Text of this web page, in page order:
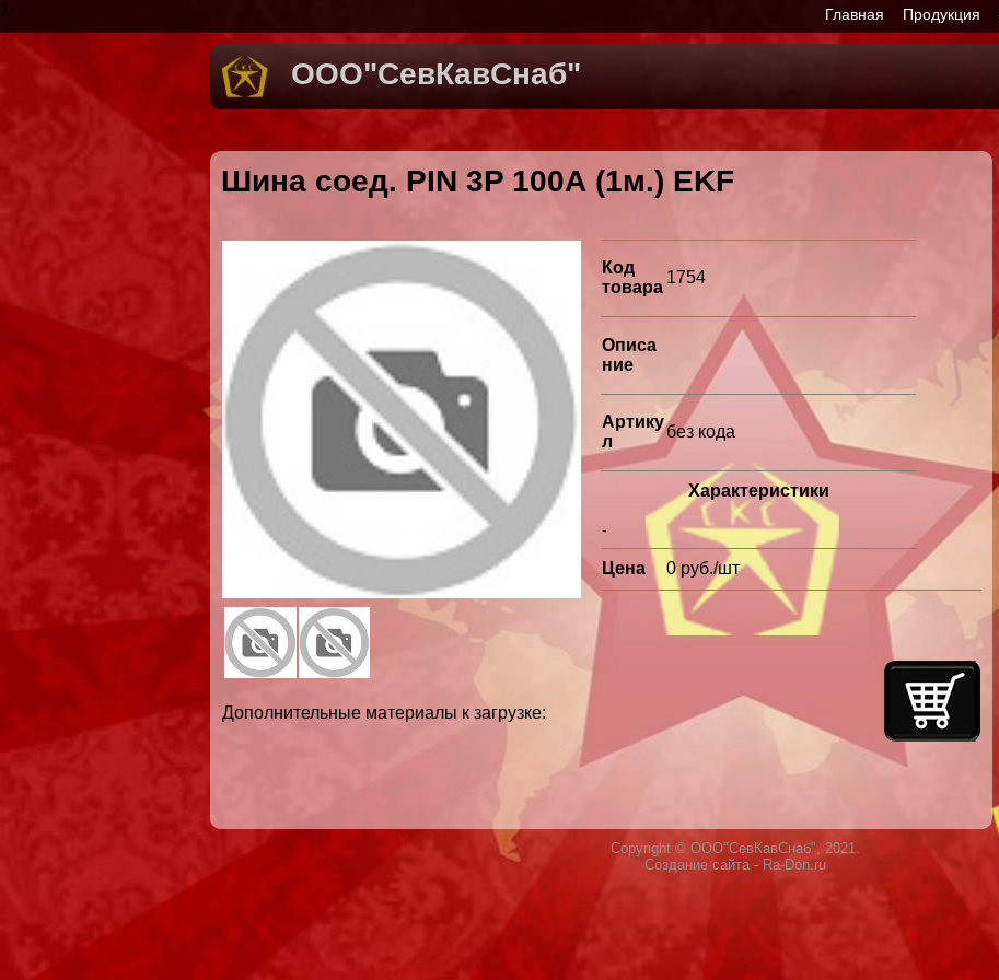
1 Главная Продукция
ООО"СевКавСнаб"
Шина соед. PIN 3P 100А (1м.) EKF
Дополнительные материалы к загрузке:
Код
товара
1754
Описа
ние
Артику
л
без кода
Характеристики
-
Цена 0 руб./шт
Copyright © ООО"СевКавСнаб", 2021.
Создание сайта - Ra-Don.ru